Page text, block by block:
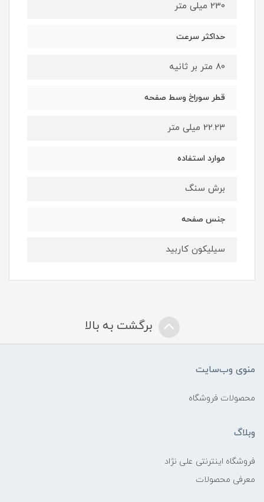
230 میلی متر
حداکثر سرعت
80 متر بر ثانیه
قطر سوراخ وسط صفحه
22.23 میلی ‌متر
موارد استفاده
برش سنگ
جنس صفحه
سیلیکون کاربید
برگشت به بالا
منوی وب‌سایت
محصولات فروشگاه
وبلاگ
فروشگاه اینترنتی علی نژاد
معرفی محصولات